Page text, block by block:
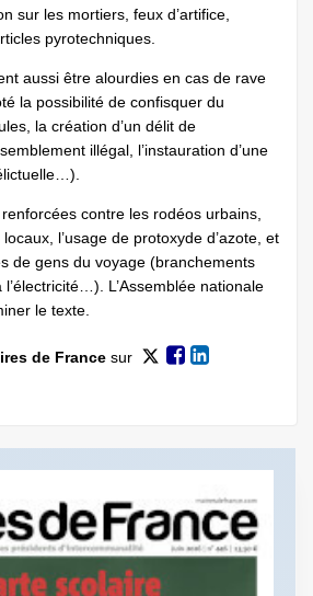
sur les mortiers, feux d’artifice,
pyrotechniques.
aussi être alourdies en cas de rave
la possibilité de confisquer du
la création d’un délit de
illégal, l’instauration d’une
contre les rodéos urbains,
l’usage de protoxyde d’azote, et
de gens du voyage (branchements
l’électricité…). L’Assemblée nationale
le texte.
de Francesur